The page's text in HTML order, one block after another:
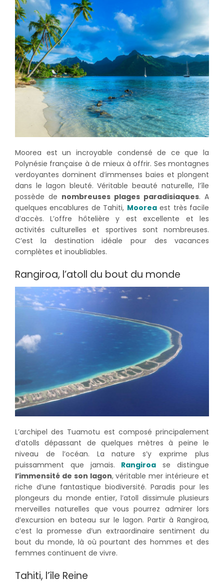
Moorea est un incroyable condensé de ce que la
Polynésie française à de mieux à offrir. Ses montagnes
verdoyantes dominent d’immenses baies et plongent
dans le lagon bleuté. Véritable beauté naturelle, l’île
possède de nombreuses plages paradisiaques. A
quelques encablures de Tahiti, Mooreaest très facile
d’accès. L’offre hôtelière y est excellente et les
activités culturelles et sportives sont nombreuses.
C’est la destination idéale pour des vacances
complètes et inoubliables.
Rangiroa, l’atoll du bout du monde
L’archipel des Tuamotu est composé principalement
d’atolls dépassant de quelques mètres à peine le
niveau de l’océan. La nature s’y exprime plus
puissamment que jamais. Rangiroa se distingue
l’immensité de son lagon, véritable mer intérieure et
riche d’une fantastique biodiversité. Paradis pour les
plongeurs du monde entier, l’atoll dissimule plusieurs
merveilles naturelles que vous pourrez admirer lors
d’excursion en bateau sur le lagon. Partir à Rangiroa,
c’est la promesse d’un extraordinaire sentiment du
bout du monde, là où pourtant des hommes et des
femmes continuent de vivre.
Tahiti, l’île Reine